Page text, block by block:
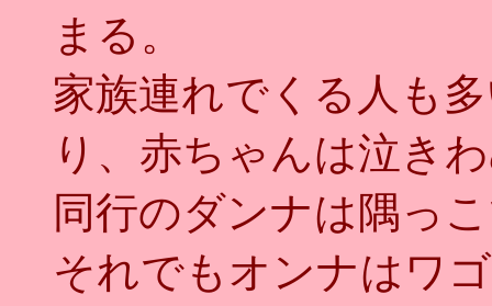
まる。
家族連れでくる人も
り、赤ちゃんは泣き
同行のダンナは隅っ
それでもオンナはワ